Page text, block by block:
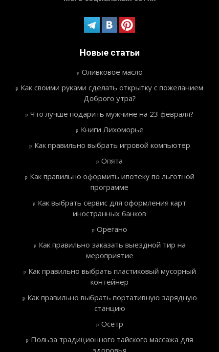
Новые статьи
Оливковое масло
Как своими руками сделать открытку с пожеланием
Доброго утра?
Что лучше подарить мужчине на 23 февраля?
Книги Лихоморье
Как правильно выбрать игровой компьютер
Опята
Как правильно оформить ипотеку по льготной
программе
Как выбрать сервис для оформления карт
иностранных банков
Орегано
Как правильно заказать выездной тир на
мероприятие
Как правильно выбрать пластиковый мусорный
контейнер
Как правильно выбрать портативную зарядную
станцию
Осетр
Польза традиционного тайского массажа для